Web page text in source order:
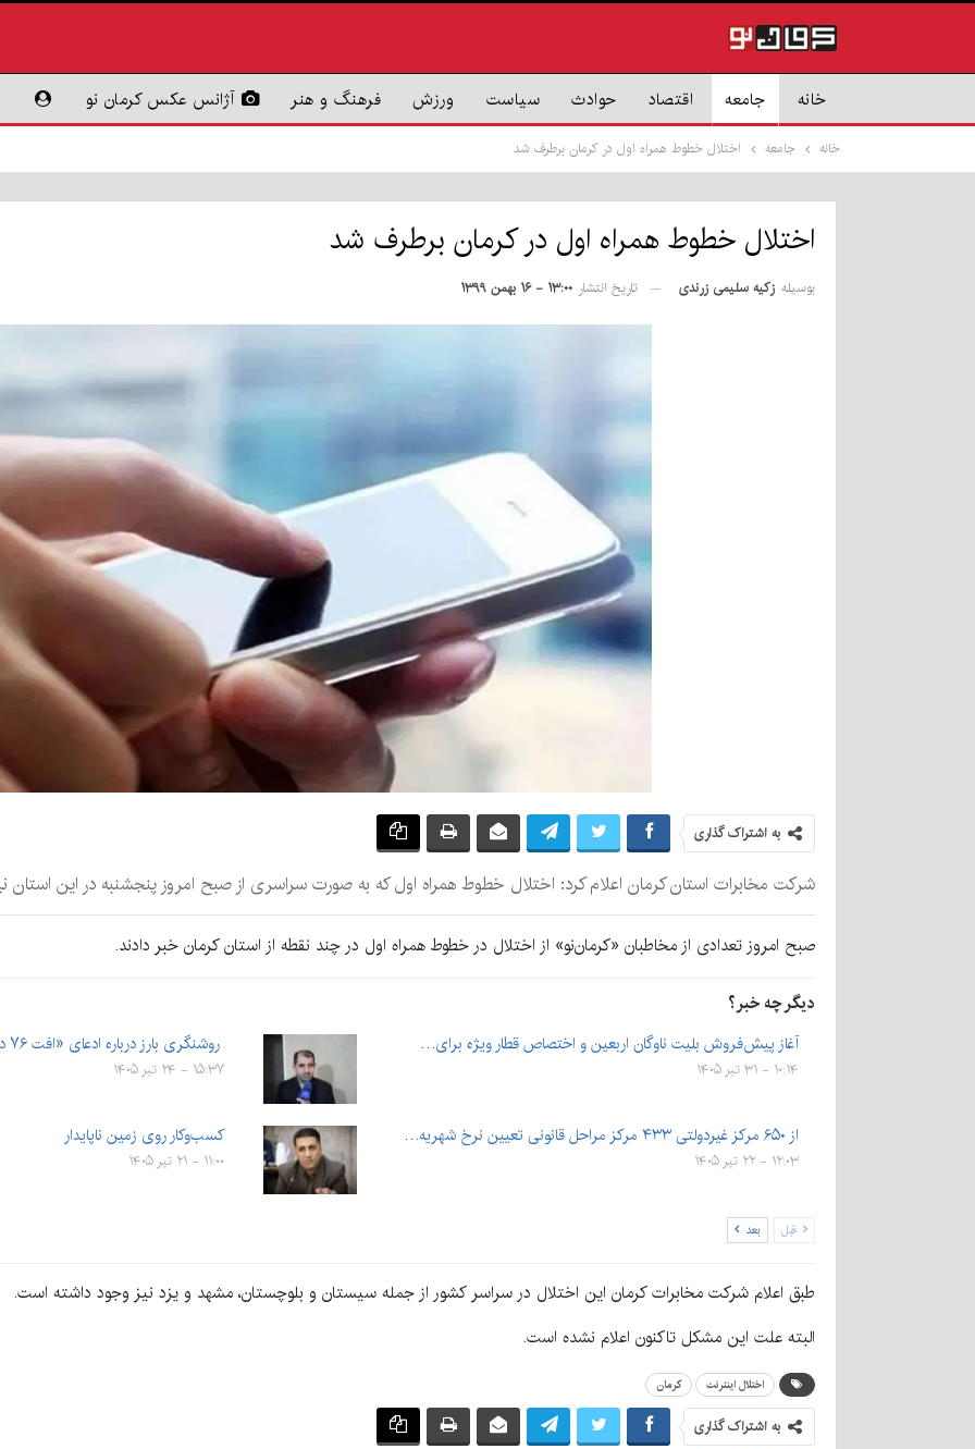
خانه جامعه اقتصاد حوادث سیاست ورزش فرهنگ و هنر آژانس عکس کرمان نو
خانه جامعه اختلال خطوط همراه اول در کرمان برطرف شد
اختلال خطوط همراه اول در کرمان برطرف شد
بوسیله زکیه سلیمی زرندی تاریخ انتشار ۱۳:۰۰ - ۱۶ بهمن ۱۳۹۹
به اشتراک گذاری
شرکت مخابرات استان کرمان اعلام کرد: اختلال خطوط همراه اول که به صورت سراسری از صبح امروز پنجشنبه در این
صبح امروز تعدادی از مخاطبان «کرمان‌نو» از اختلال در خطوط همراه اول در چند نقطه از استان کرمان خبر دادند.
دیگر چه خبر؟
آغاز پیش‌فروش بلیت‌ ناوگان اربعین و اختصاص قطار ویژه برای…
۱۰:۱۴ - ۳۱ تیر ۱۴۰۵
روشنگری بارز درباره ادعای «افت ۷۶ درصدی سود هر سهم»
۱۵:۳۷ - ۲۴ تیر ۱۴۰۵
از ۶۵۰ مركز غیردولتی ۴۳۳ مركز مراحل قانونی تعیین نرخ شهریه…
۱۲:۰۳ - ۲۲ تیر ۱۴۰۵
کسب‌وکار روی زمین ناپایدار
۱۱:۰۰ - ۲۱ تیر ۱۴۰۵
قبل بعد
طبق اعلام شرکت مخابرات کرمان این اختلال در سراسر کشور از جمله سیستان و بلوچستان، مشهد و یزد نیز وجود داشته است.
البته علت این مشکل تاکنون اعلام نشده است.
اختلال اینترنت کرمان
به اشتراک گذاری